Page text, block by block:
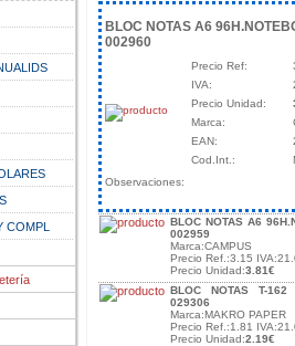
COMPL
BLOC NOTAS A6
002960
Precio Ref:
IVA:
Precio Unidad:
Marca:
EAN:
Cod.Int.:
Observaciones:
BLOC NOTAS A6
002959
Marca:CAMPUS
Precio Ref.:3.15
Precio Unidad:3.81€
BLOC NOTAS T-162
029306
Marca:MAKRO PAPER
Precio Ref.:1.81
Precio Unidad:2.19€